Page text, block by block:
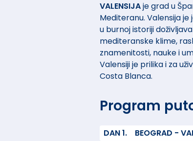
VALENSIJAje grad u
Mediteranu. Valensija
u burnoj istoriji
mediteranske klime,
znamenitosti, nauke i
Valensiji je prilika i za
Costa Blanca.
Program
DAN 1.
BEOGRAD -